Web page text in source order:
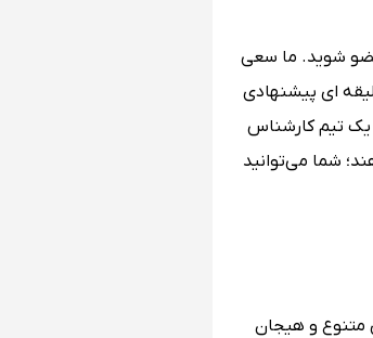
عضو شوید. ما سعی
ای پیشنهادی
یک تیم کارشناس
شما می‌توانید
متنوع و هیجان